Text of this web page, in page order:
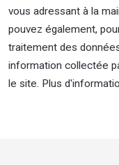
vous adressant à la
pouvez également,
traitement des
information collectée
le site. Plus